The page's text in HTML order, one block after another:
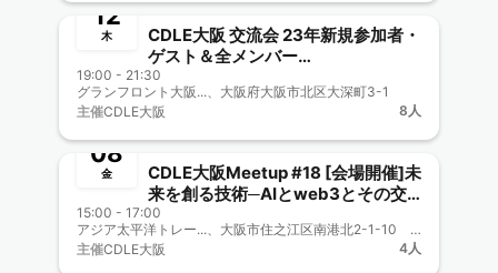
12
木
CDLE大阪 交流会 23年新規参加者・
ゲスト＆全メンバー
#19Meetup【リアル開催】
19:00 - 21:30
グランフロント大阪...、大阪府大阪市北区大深町3-1
主催CDLE大阪 8人
終了
08
金
CDLE大阪Meetup #18 [会場開催]未
来を創る技術─AIとweb3とその交
差点─
15:00 - 17:00
アジア太平洋トレー...、大阪市住之江区南港北2-1-10 アジア太平洋トレードセンター（ATC）内 ITM棟6階 （ニュートラム南港ポートタウン線 トレードセンター前駅下車） https://teqs.jp/about_us/access.php/
主催CDLE大阪 4人
終了